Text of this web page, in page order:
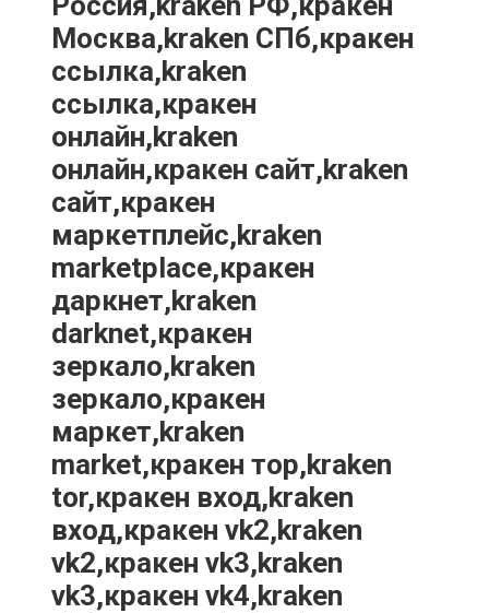
Москва,kraken СПб,кракен
ссылка,kraken
ссылка,кракен
онлайн,kraken
онлайн,кракен сайт,kraken
сайт,кракен
маркетплейс,kraken
marketplace,кракен
даркнет,kraken
darknet,кракен
зеркало,kraken
зеркало,кракен
маркет,kraken
market,кракен тор,kraken
tor,кракен вход,kraken
вход,кракен vk2,kraken
vk2,кракен vk3,kraken
vk3,кракен vk4,kraken